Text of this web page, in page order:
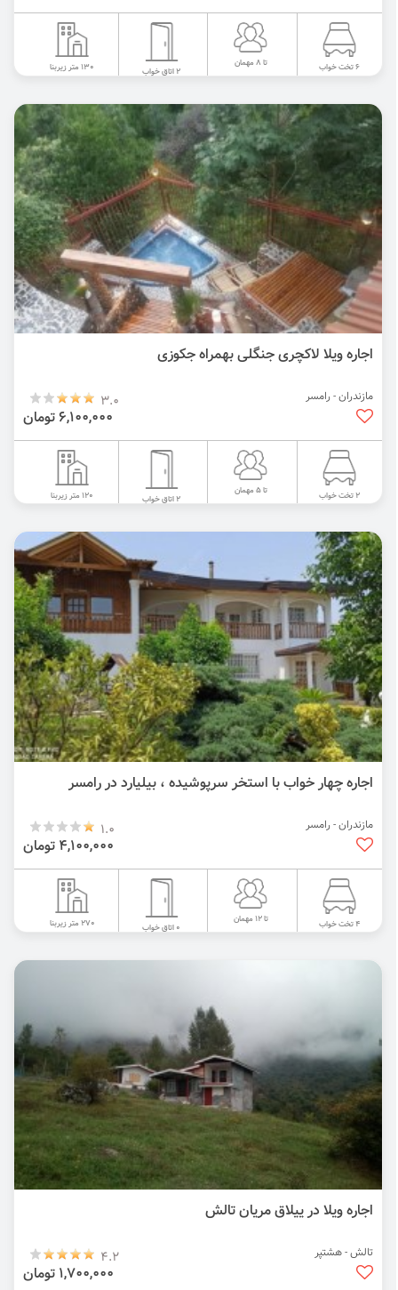
6 تخت خواب تا 8 مهمان
2 اتاق خواب 130 متر زیربنا
اجاره ویلا لاکچری جنگلی بهمراه جکوزی
مازندران - رامسر 3.0
6,100,000 تومان
2 تخت خواب تا 5 مهمان
2 اتاق خواب 120 متر زیربنا
اجاره چهار خواب با استخر سرپوشیده ، بیلیارد در رامسر
مازندران - رامسر 1.0
4,100,000 تومان
4 تخت خواب تا 12 مهمان
0 اتاق خواب 270 متر زیربنا
اجاره ویلا در ییلاق مریان تالش
تالش - هشتپر 4.2
1,700,000 تومان